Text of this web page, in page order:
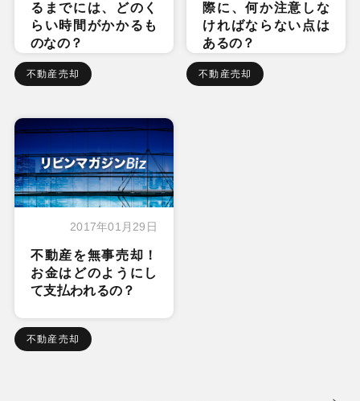
るまでには、どのく
らい時間がかかるも
のなの？
不動産売却
際に、何か注意しな
ければならない点は
あるの？
不動産売却
2017年01月29日
不動産を無事売却！
お金はどのようにし
て支払われるの？
不動産売却